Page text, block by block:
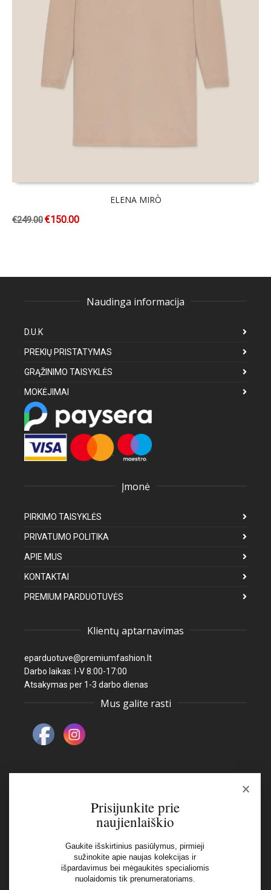
ELENA MIRÒ
€249.00€150.00
Naudinga informacija
D.U.K
PREKIŲ PRISTATYMAS
GRĄŽINIMO TAISYKLĖS
MOKĖJIMAI
Įmonė
PIRKIMO TAISYKLĖS
PRIVATUMO POLITIKA
APIE MUS
KONTAKTAI
PREMIUM PARDUOTUVĖS
Klientų aptarnavimas
eparduotuve@premiumfashion.lt
Darbo laikas: I-V 8:00-17:00
Atsakymas per 1-3 darbo dienas
Mus galite rasti
Naujienlaiškis
Aš perskaičiau ir sutinku su Privatumo Politikos
×
Prisijunkite prie
naujienlaiškio
Gaukite išskirtinius pasiūlymus, pirmieji
sužinokite apie naujas kolekcijas ir
išpardavimus bei mėgaukitės specialiomis
nuolaidomis tik prenumeratoriams.